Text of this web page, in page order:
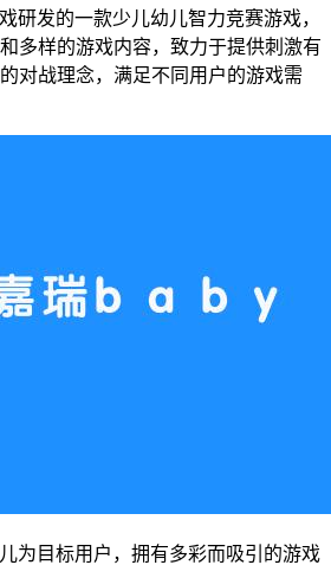
研发的一款少儿幼儿智力竞赛游戏，
多样的游戏内容，致力于提供刺激有
对战理念，满足不同用户的游戏需
为目标用户，拥有多彩而吸引的游戏